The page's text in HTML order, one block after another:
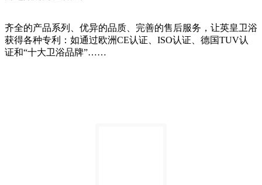
齐全的产品系列、优异的品质、完善的售后服务，让英皇卫浴
获得各种专利：如通过欧洲CE认证、ISO认证、德国TUV认
证和“十大卫浴品牌”……